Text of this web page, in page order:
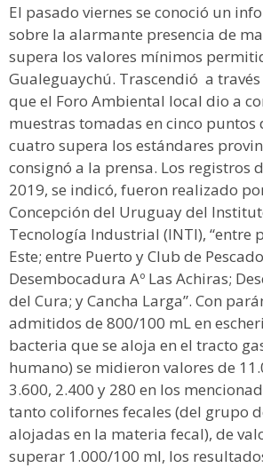
El pasado viernes se conoció un
sobre la alarmante presencia de
supera los valores mínimos
Gualeguaychú. Trascendió a
que el Foro Ambiental local dio a
muestras tomadas en cinco puntos
cuatro supera los estándares
consignó a la prensa. Los registros
2019, se indicó, fueron realizado
Concepción del Uruguay del
Tecnología Industrial (INTI), “entre
Este; entre Puerto y Club de
Desembocadura Aº Las Achiras;
del Cura; y Cancha Larga”. Con
admitidos de 800/100 mL en
bacteria que se aloja en el tracto
humano) se midieron valores de
3.600, 2.400 y 280 en los
tanto colifornes fecales (del grupo
alojadas en la materia fecal), de
superar 1.000/100 ml, los